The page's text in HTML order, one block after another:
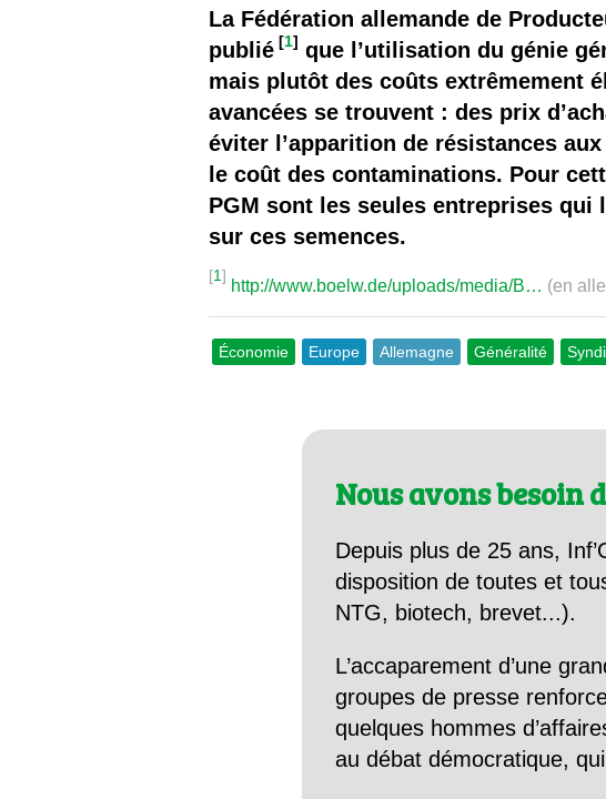
Il y a
Quels sont les
La Fédération allemande de
publié [1] que l’utilisation du génie
mais plutôt des coûts extrêmement
avancées se trouvent : des prix
éviter l’apparition de résistances
le coût des contaminations. Pour
PGM sont les seules entreprises
sur ces semences.
[1]
http://www.boelw.de/uploads/media/B… (en
Économie Europe Allemagne Généralité
Nous avons besoin
Depuis plus de 25 ans,
disposition de toutes et
NTG, biotech, brevet...).
L’accaparement d’une
groupes de presse
quelques hommes
au débat démocratique,